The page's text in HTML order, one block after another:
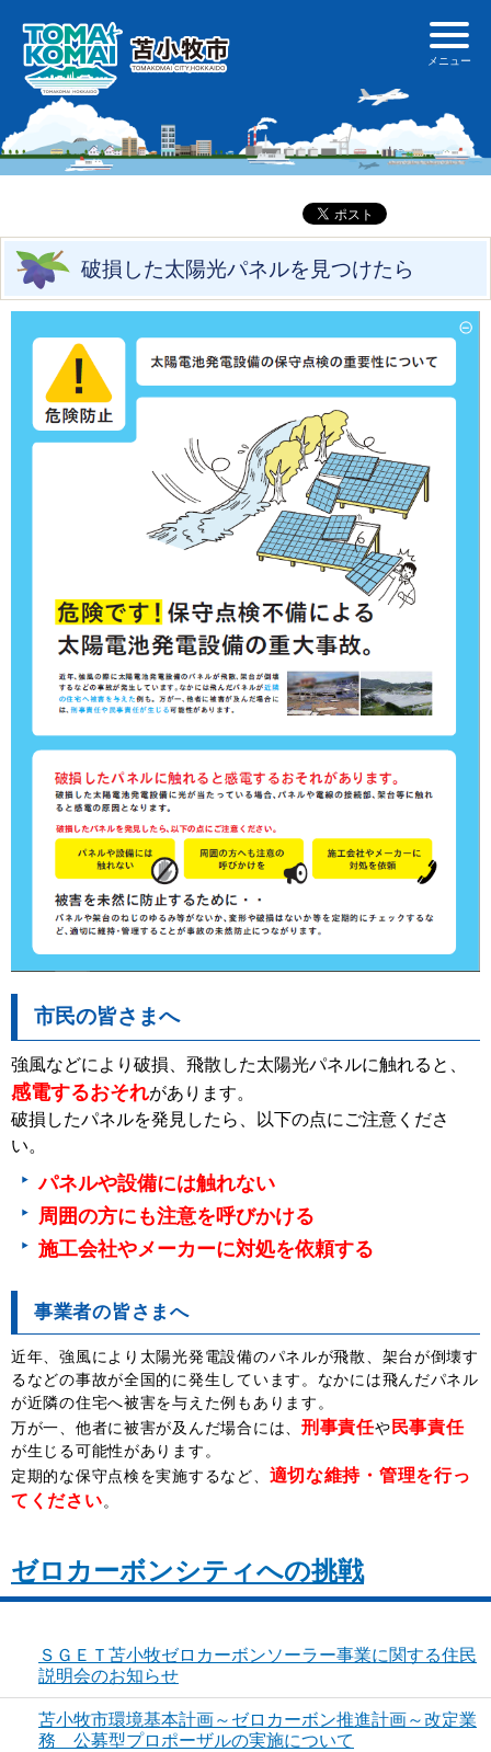
破損した太陽光パネルを見つけたら
市民の皆さまへ
強風などにより破損、飛散した太陽光パネルに触れると、
感電するおそれがあります。
破損したパネルを発見したら、以下の点にご注意くださ
い。
パネルや設備には触れない
周囲の方にも注意を呼びかける
施工会社やメーカーに対処を依頼する
事業者の皆さまへ
近年、強風により太陽光発電設備のパネルが飛散、架台が倒壊す
るなどの事故が全国的に発生しています。なかには飛んだパネル
が近隣の住宅へ被害を与えた例もあります。
万が一、他者に被害が及んだ場合には、 刑事責任や 民事責任
が生じる可能性があります。
定期的な保守点検を実施するなど、 適切な維持・管理を行っ
てください。
ゼロカーボンシティへの挑戦
ＳＧＥＴ苫小牧ゼロカーボンソーラー事業に関する住民
説明会のお知らせ
苫小牧市環境基本計画～ゼロカーボン推進計画～改定業
務 公募型プロポーザルの実施について